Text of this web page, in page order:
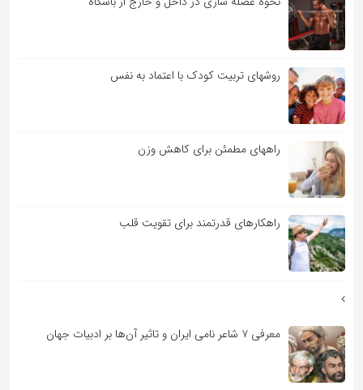
روشهای تربیت کودک با اعتماد به نفس
راههای مطمئن برای کاهش وزن
راهکارهای قدرتمند برای تقویت قلب
معرفی ۷ شاعر نامی ایران و تاثیر آن‌ها بر ادبیات جهان